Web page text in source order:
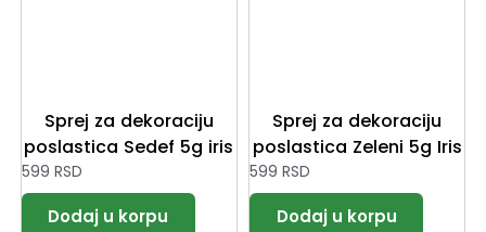
Sprej za dekoraciju
poslastica Sedef 5g iris
599 RSD
Sprej za dekoraciju
poslastica Zeleni 5g Iris
599 RSD